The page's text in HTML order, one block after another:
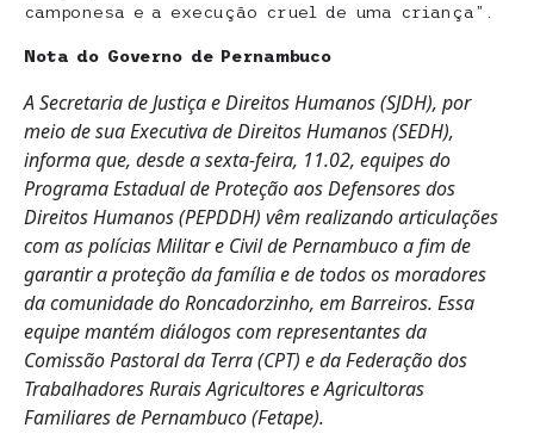
camponesa e a execução cruel de uma criança”.
Nota do Governo de Pernambuco
A Secretaria de Justiça e Direitos Humanos (SJDH), por
meio de sua Executiva de Direitos Humanos (SEDH),
informa que, desde a sexta-feira, 11.02, equipes do
Programa Estadual de Proteção aos Defensores dos
Direitos Humanos (PEPDDH) vêm realizando articulações
com as polícias Militar e Civil de Pernambuco a fim de
garantir a proteção da família e de todos os moradores
da comunidade do Roncadorzinho, em Barreiros. Essa
equipe mantém diálogos com representantes da
Comissão Pastoral da Terra (CPT) e da Federação dos
Trabalhadores Rurais Agricultores e Agricultoras
Familiares de Pernambuco (Fetape).